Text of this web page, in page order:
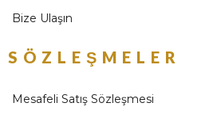
Bize Ulaşın
SÖZLEŞMELER
Mesafeli Satış Sözleşmesi